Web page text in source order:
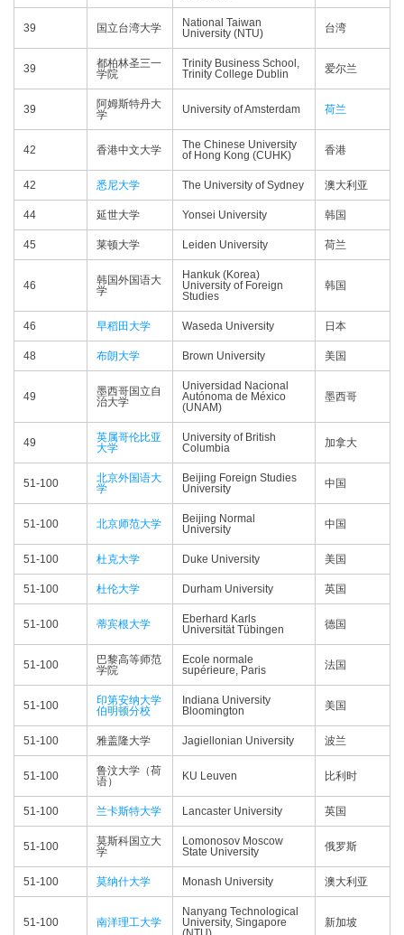
39 国立台湾大学
National Taiwan
University (NTU)
台湾
39
都柏林圣三一
学院
Trinity Business School,
Trinity College Dublin
爱尔兰
39
阿姆斯特丹大
学
University of Amsterdam 荷兰
42 香港中文大学
The Chinese University
of Hong Kong (CUHK)
香港
42 悉尼大学 The University of Sydney 澳大利亚
44 延世大学 Yonsei University 韩国
45 莱顿大学 Leiden University 荷兰
46
韩国外国语大
学
Hankuk (Korea)
University of Foreign
Studies
韩国
46 早稻田大学 Waseda University 日本
48 布朗大学 Brown University 美国
49
墨西哥国立自
治大学
Universidad Nacional
Autónoma de México
(UNAM)
墨西哥
49
英属哥伦比亚
大学
University of British
Columbia
加拿大
51-100
北京外国语大
学
Beijing Foreign Studies
University
中国
51-100 北京师范大学
Beijing Normal
University
中国
51-100 杜克大学 Duke University 美国
51-100 杜伦大学 Durham University 英国
51-100 蒂宾根大学
Eberhard Karls
Universität Tübingen
德国
51-100
巴黎高等师范
学院
Ecole normale
supérieure, Paris
法国
51-100
印第安纳大学
伯明顿分校
Indiana University
Bloomington
美国
51-100 雅盖隆大学 Jagiellonian University 波兰
51-100
鲁汶大学（荷
语）
KU Leuven 比利时
51-100 兰卡斯特大学 Lancaster University 英国
51-100
莫斯科国立大
学
Lomonosov Moscow
State University
俄罗斯
51-100 莫纳什大学 Monash University 澳大利亚
51-100 南洋理工大学
Nanyang Technological
University, Singapore
新加坡